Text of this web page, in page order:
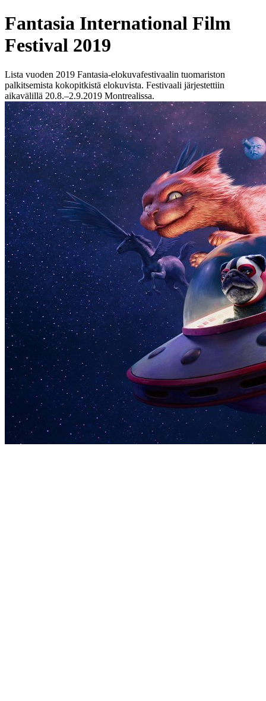
Fantasia International Film
Festival 2019
Lista vuoden 2019 Fantasia-elokuvafestivaalin tuomariston
palkitsemista kokopitkistä elokuvista. Festivaali järjestettiin
aikavälillä 20.8.–2.9.2019 Montrealissa.